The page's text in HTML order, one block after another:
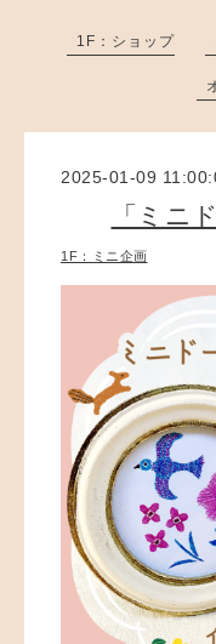
1F：ショップ
2025-01-09
「ミニ
1F：ミニ企画